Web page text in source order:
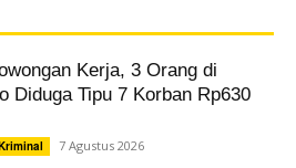
Kerja, 3 Orang di
Diduga Tipu 7 Korban Rp630
7 Agustus 2026